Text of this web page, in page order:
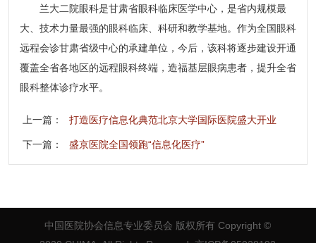
兰大二院眼科是甘肃省眼科临床医学中心，是省内规模最
大、技术力量最强的眼科临床、科研和教学基地。作为全国眼科
远程会诊甘肃省级中心的承建单位，今后，该科将逐步建设开通
覆盖全省各地区的远程眼科终端，造福基层眼病患者，提升全省
眼科整体诊疗水平。
上一篇： 打造医疗信息化典范北京大学国际医院盛大开业
下一篇： 盛京医院全国领跑“信息化医疗”
中国医院协会信息专业委员会 版权所有 Copyright ©